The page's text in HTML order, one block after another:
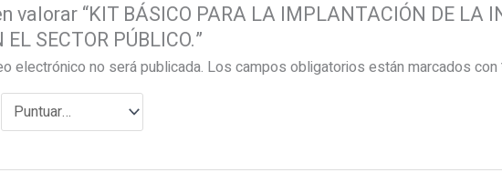
valorar “KIT BÁSICO PARA LA IMPLANTACIÓN DE LA
SECTOR PÚBLICO.”
electrónico no será publicada. Los campos obligatorios están marcados con